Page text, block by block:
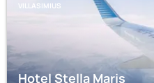
VILLASIMIUS
Hotel Stella Maris